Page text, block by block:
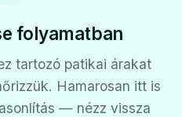
folyamatban
tartozó patikai árakat
Hamarosan itt is
— nézz vissza